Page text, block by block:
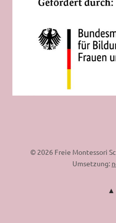
© 2026 Freie Montessori
Umsetzung: